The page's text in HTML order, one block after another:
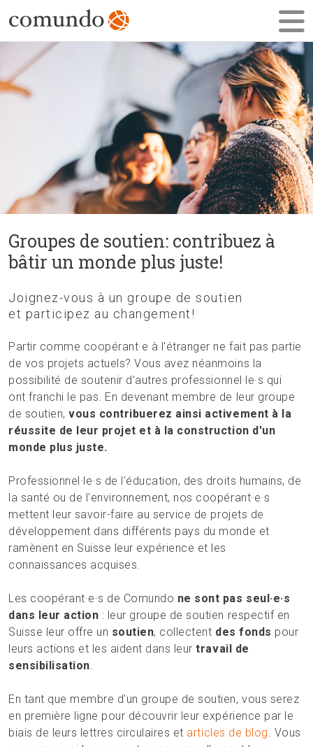
Groupes de soutien: contribuez à
bâtir un monde plus juste!
Joignez-vous à un groupe de soutien
et participez au changement!
Partir comme coopérant·e à l'étranger ne fait pas partie
de vos projets actuels? Vous avez néanmoins la
possibilité de soutenir d'autres professionnel·le·s qui
ont franchi le pas. En devenant membre de leur groupe
de soutien,vous contribuerez ainsi activement à la
réussite de leur projet et à la construction d'un
monde plus juste.
Professionnel·le·s de l'éducation, des droits humains, de
la santé ou de l'environnement, nos coopérant·e·s
mettent leur savoir-faire au service de projets de
développement dans différents pays du monde et
ramènent en Suisse leur expérience et les
connaissances acquises.
Les coopérant·e·s de Comundo ne sont pas seul·e·s
dans leur action : leur groupe de soutien respectif en
Suisse leur offre un soutien, collectent des fonds pour
leurs actions et les aident dans leurtravail de
sensibilisation.
En tant que membre d'un groupe de soutien, vous serez
en première ligne pour découvrir leur expérience par le
biais de leurs lettres circulaires et articles de blog. Vous